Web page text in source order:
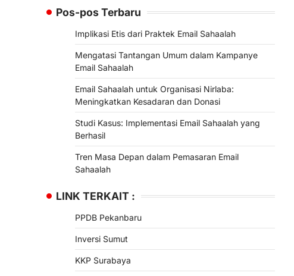
Pos-pos Terbaru
Implikasi Etis dari Praktek Email Sahaalah
Mengatasi Tantangan Umum dalam Kampanye
Email Sahaalah
Email Sahaalah untuk Organisasi Nirlaba:
Meningkatkan Kesadaran dan Donasi
Studi Kasus: Implementasi Email Sahaalah yang
Berhasil
Tren Masa Depan dalam Pemasaran Email
Sahaalah
LINK TERKAIT :
PPDB Pekanbaru
Inversi Sumut
KKP Surabaya